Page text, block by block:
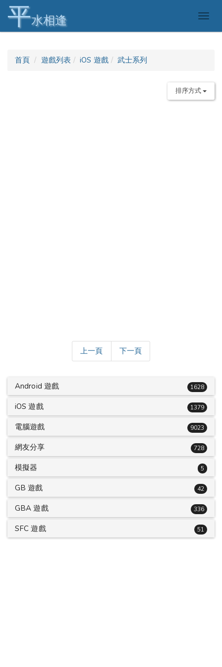
平水相逢
首頁 遊戲列表 iOS 遊戲 武士系列
排序方式
上一頁 下一頁
Android 遊戲 1628
iOS 遊戲 1379
電腦遊戲 9023
網友分享 728
模擬器 5
GB 遊戲 42
GBA 遊戲 336
SFC 遊戲 51